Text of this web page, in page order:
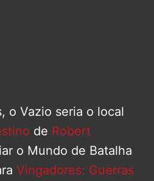
o Vazio seria o local
de Robert
o Mundo de Batalha
Vingadores: Guerras